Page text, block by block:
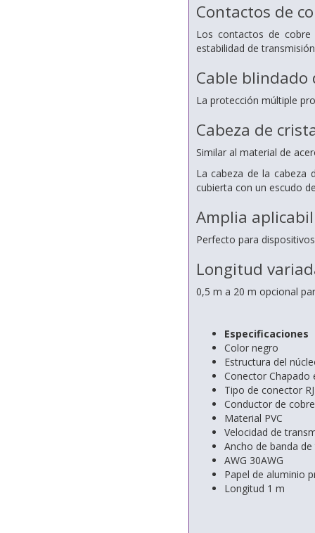
Contactos de
Los contactos de
estabilidad de transmisión
Cable
La protección múltiple
Cabeza de
Similar al material de
La cabeza de la cabeza
cubierta con un escudo
Amplia
Perfecto para
Longitud
0,5 m a 20 m opcional
Especificaciones
Color negro
Estructura del
Conector Chapado
Tipo de conector
Conductor de
Material PVC
Velocidad de
Ancho de banda
AWG 30AWG
Papel de aluminio
Longitud 1 m